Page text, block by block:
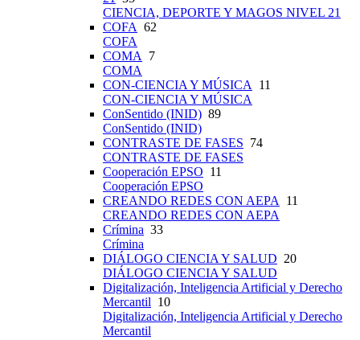
CIENCIA, DEPORTE Y MAGOS NIVEL 21
COFA 62
COFA
COMA 7
COMA
CON-CIENCIA Y MÚSICA 11
CON-CIENCIA Y MÚSICA
ConSentido (INID) 89
ConSentido (INID)
CONTRASTE DE FASES 74
CONTRASTE DE FASES
Cooperación EPSO 11
Cooperación EPSO
CREANDO REDES CON AEPA 11
CREANDO REDES CON AEPA
Crímina 33
Crímina
DIÁLOGO CIENCIA Y SALUD 20
DIÁLOGO CIENCIA Y SALUD
Digitalización, Inteligencia Artificial y Derecho
Mercantil 10
Digitalización, Inteligencia Artificial y Derecho
Mercantil